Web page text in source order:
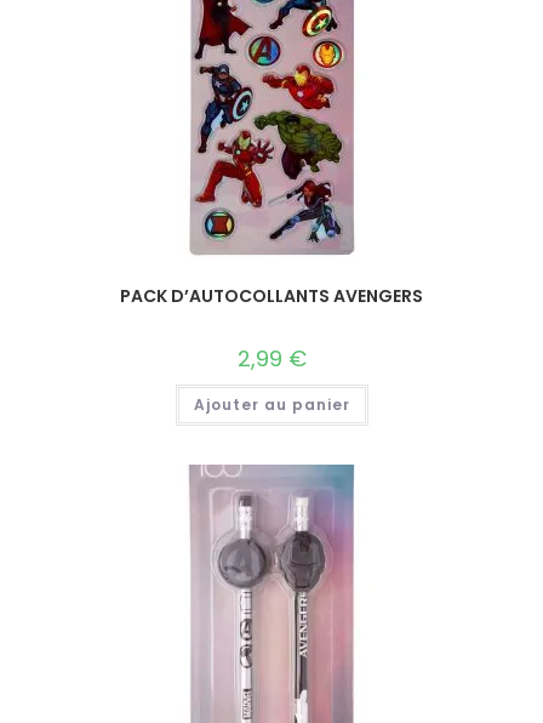
PACK D’AUTOCOLLANTS AVENGERS
2,99 €
Ajouter au panier